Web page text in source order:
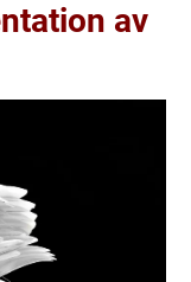
av